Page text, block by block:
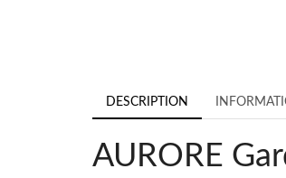
DESCRIPTION
AURORE